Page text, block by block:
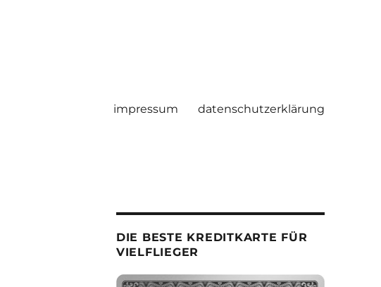
impressum datenschutzerklärung
DIE BESTE KREDITKARTE FÜR
VIELFLIEGER